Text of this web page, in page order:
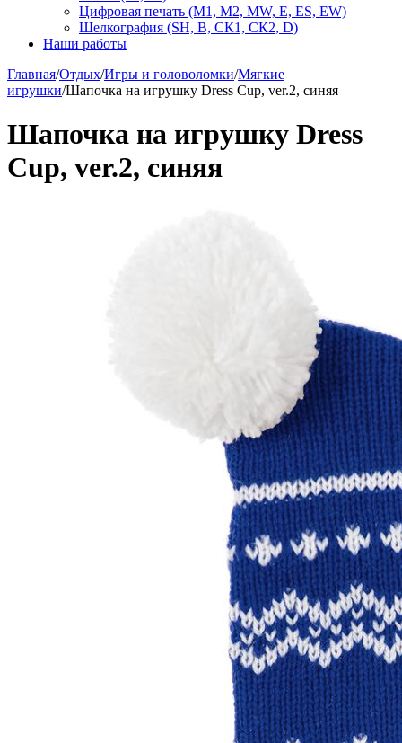
Цифровая печать (M1, M2, MW, E, ES, EW)
Шелкография (SH, В, СК1, СК2, D)
Наши работы
Главная/Отдых/Игры и головоломки/Мягкие
игрушки/Шапочка на игрушку Dress Cup, ver.2, синяя
Шапочка на игрушку Dress
Cup, ver.2, синяя